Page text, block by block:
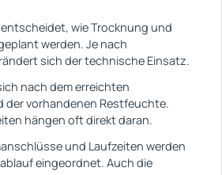
wie Trocknung und
werden. Je nach
sich der technische Einsatz.
nach dem erreichten
vorhandenen Restfeuchte.
hängen oft direkt daran.
und Laufzeiten werden
eingeordnet. Auch die